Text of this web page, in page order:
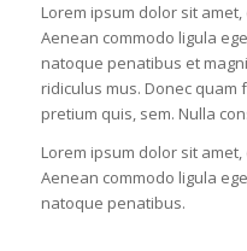
Lorem ipsum dolor sit
Aenean commodo ligula
natoque penatibus et
ridiculus mus. Donec
pretium quis, sem. Nulla
Lorem ipsum dolor sit
Aenean commodo ligula
natoque penatibus.